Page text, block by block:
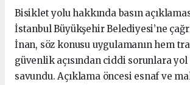
Bisiklet yolu hakkında basın
İstanbul Büyükşehir Belediyesi’ne
İnan, söz konusu uygulamanın hem
güvenlik açısından ciddi sorunlara yol
savundu. Açıklama öncesi esnaf ve